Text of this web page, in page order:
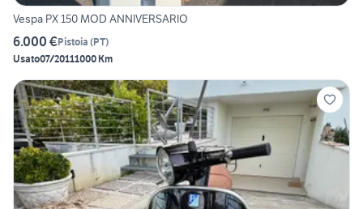
Vespa PX 150 MOD ANNIVERSARIO
6.000 €Pistoia (PT)
Usato07/20111000 Km